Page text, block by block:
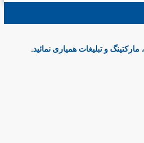
و تبلیغات همیاری نمائید.